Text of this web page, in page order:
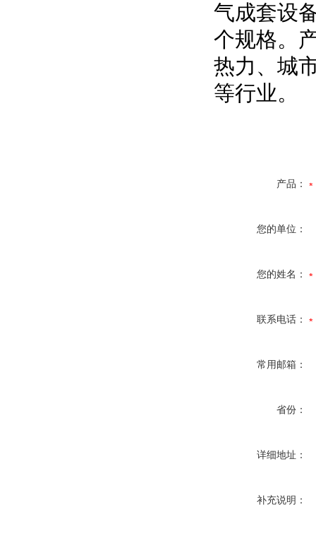
气成套设
个规格。
热力、城
等行业。
产品：
您的单位：
您的姓名：
联系电话：
常用邮箱：
省份：
详细地址：
补充说明：